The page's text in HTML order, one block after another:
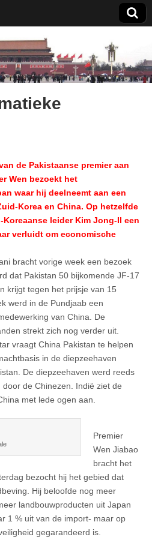
de Pakistaanse premier aan
Wen bezoekt het
waar hij deelneemt aan een
Korea en China. Op hetzelfde
leider Kim Jong-Il een
verluidt om economische
bracht vorige week een bezoek
dat Pakistan 50 bijkomende JF-17
krijgt tegen het prijsje van 15
werd in de Pundjaab een
van China. De
strekt zich nog verder uit.
vraagt China Pakistan te helpen
in de diepzeehaven
De diepzeehaven werd reeds
de Chinezen. Indië ziet de
met lede ogen aan.
Premier
Wen Jiabao
bracht het
bezocht hij het gebied dat
Hij beloofde nog meer
landbouwproducten uit Japan
1 % uit van de import- maar op
gegarandeerd is.